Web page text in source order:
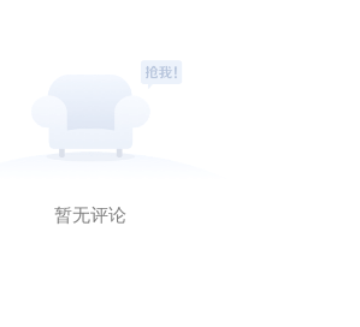
暂无评论